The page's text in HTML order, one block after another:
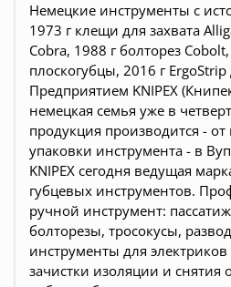
Немецкие инструменты c
1973 г клещи для захвата
Cobra, 1988 г болторез
плоскогубцы, 2016 г
Предприятием KNIPEX
немецкая семья уже в
продукция производится - от
упаковки инструмента - в
KNIPEX сегодня ведущая
губцевых инструментов.
ручной инструмент:
болторезы, тросокусы,
инструменты для электриков
зачистки изоляции и снятия